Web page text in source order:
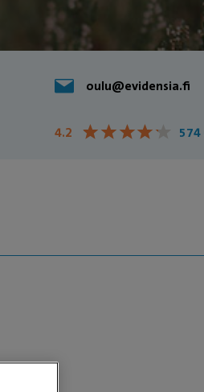
oulu@evidensia.fi
4.2 ★★★★★
★★★★★